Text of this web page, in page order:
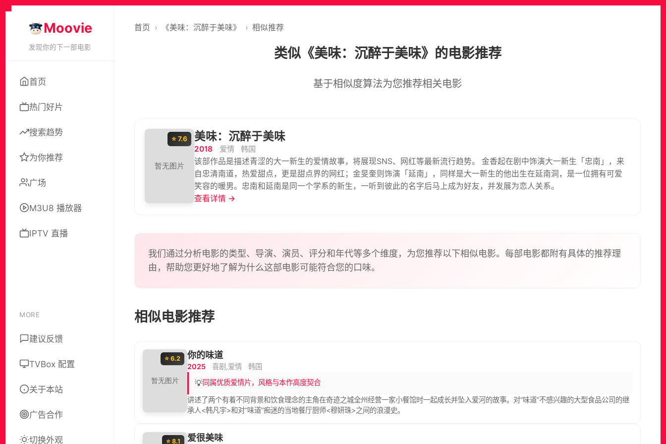
Moovie
发现你的下一部电影
首页
热门好片
搜索趋势
为你推荐
广场
M3U8 播放器
IPTV 直播
MORE
建议反馈
TVBox 配置
关于本站
广告合作
切换外观
首页 › 《美味：沉醉于美味》 › 相似推荐
类似《美味：沉醉于美味》的电影推荐
基于相似度算法为您推荐相关电影
⭐ 7.6 美味：沉醉于美味
2018 爱情
韩国
该部作品是描述青涩的大一新生的爱情故事，将展现SNS、网红等最新流行趋势。 金香起在剧中饰演大一新生「忠南」，来
自忠清南道，热爱甜点，更是甜点界的网红；金旻奎则饰演「延南」，同样是大一新生的他出生在延南洞，是一位拥有可爱
笑容的暖男。忠南和延南是同一个学系的新生，一听到彼此的名字后马上成为好友，并发展为恋人关系。
查看详情 →
我们通过分析电影的类型、导演、演员、评分和年代等多个维度，为您推荐以下相似电影。每部电影都附有具体的推荐理
由，帮助您更好地了解为什么这部电影可能符合您的口味。
相似电影推荐
⭐ 6.2 你的味道
2025 喜剧,爱情 韩国
💡同属优质爱情片，风格与本作高度契合
讲述了两个有着不同背景和饮食理念的主角在奇迹之城全州经营一家小餐馆时一起成长并坠入爱河的故事。对“味道”不感兴趣的大型食品公司的继
承人<韩凡宇>和对“味道”痴迷的当地餐厅厨师<穆妍珠>之间的浪漫史。
⭐ 8.1 爱很美味